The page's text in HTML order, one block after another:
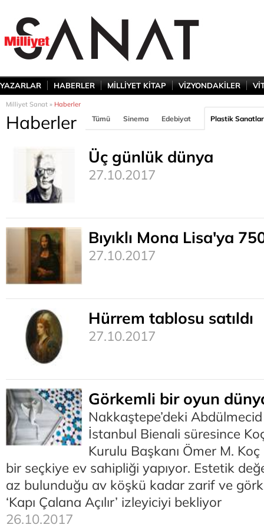
YAZARLAR HABERLER MİLLİYET KİTAP VİZYONDAKİLER
Milliyet Sanat » Haberler
Haberler Tümü Sinema Edebiyat Plastik Sanatlar
Üç günlük dünya
27.10.2017
Bıyıklı Mona Lisa'ya
27.10.2017
Hürrem tablosu satıldı
27.10.2017
Görkemli bir oyun
Nakkaştepe’deki
İstanbul Bienali süresince
Kurulu Başkanı Ömer M.
bir seçkiye ev sahipliği yapıyor. Estetik
az bulunduğu av köşkü kadar zarif ve
‘Kapı Çalana Açılır’ izleyiciyi bekliyor
26.10.2017